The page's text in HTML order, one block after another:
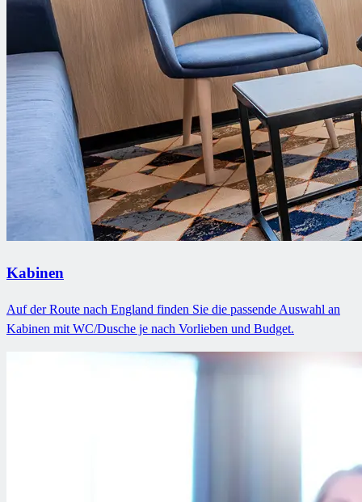
Kabinen
Auf der Route nach England finden Sie die passende Auswahl an
Kabinen mit WC/Dusche je nach Vorlieben und Budget.